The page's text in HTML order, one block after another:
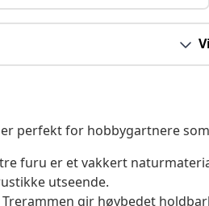
perfekt for hobbygartnere
furu er et vakkert
utseende.
gir høybedet